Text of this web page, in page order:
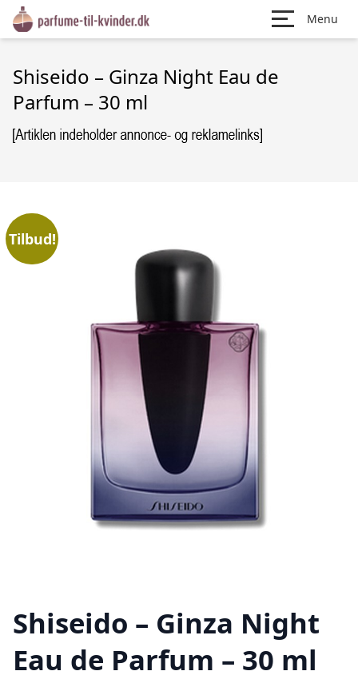
Menu
Shiseido – Ginza Night Eau de
Parfum – 30 ml
Tilbud!
Shiseido – Ginza Night
Eau de Parfum – 30 ml